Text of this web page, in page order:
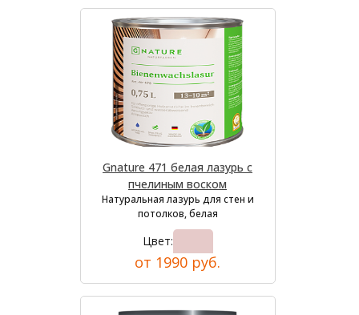
Gnature 471 белая лазурь с
пчелиным воском
Натуральная лазурь для стен и
потолков, белая
Цвет:
от 1990 руб.